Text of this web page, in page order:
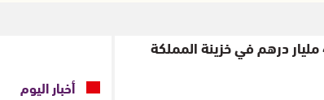
قطاع السياحة يضخ 41 مليار درهم في خزينة المملكة
أخبار اليوم